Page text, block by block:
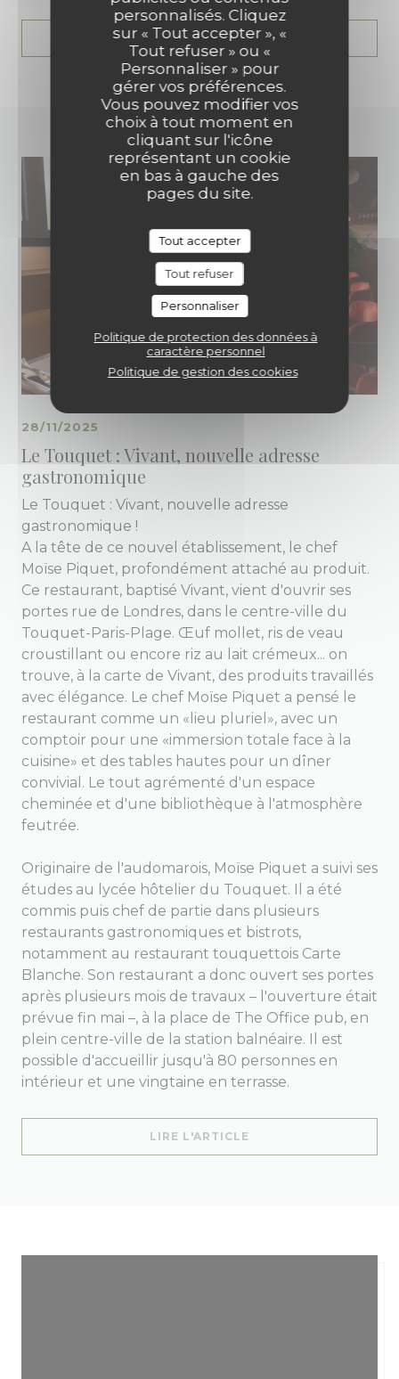
personnalisés. Cliquez
sur « Tout accepter », «
Tout refuser » ou «
Personnaliser » pour
gérer vos préférences.
Vous pouvez modifier vos
choix à tout moment en
cliquant sur l'icône
représentant un cookie
en bas à gauche des
pages du site.
Tout accepter
Tout refuser
Personnaliser
Politique de protection des données à
caractère personnel
Politique de gestion des cookies
LIRE L'ARTICLE((OUVRE UNE
Le Touquet : Vivant, nouvelle adresse
gastronomique
28/11/2025
Le Touquet : Vivant, nouvelle adresse
gastronomique !
A la tête de ce nouvel établissement, le chef
Moïse Piquet, profondément attaché au produit.
Ce restaurant, baptisé Vivant, vient d'ouvrir ses
portes rue de Londres, dans le centre-ville du
Touquet-Paris-Plage. Œuf mollet, ris de veau
croustillant ou encore riz au lait crémeux... on
trouve, à la carte de Vivant, des produits travaillés
avec élégance. Le chef Moïse Piquet a pensé le
restaurant comme un «lieu pluriel», avec un
comptoir pour une «immersion totale face à la
cuisine» et des tables hautes pour un dîner
convivial. Le tout agrémenté d'un espace
cheminée et d'une bibliothèque à l'atmosphère
feutrée.
Originaire de l'audomarois, Moïse Piquet a suivi ses
études au lycée hôtelier du Touquet. Il a été
commis puis chef de partie dans plusieurs
restaurants gastronomiques et bistrots,
notamment au restaurant touquettois Carte
Blanche. Son restaurant a donc ouvert ses portes
après plusieurs mois de travaux – l'ouverture était
prévue fin mai –, à la place de The Office pub, en
plein centre-ville de la station balnéaire. Il est
possible d'accueillir jusqu'à 80 personnes en
intérieur et une vingtaine en terrasse.
LIRE L'ARTICLE